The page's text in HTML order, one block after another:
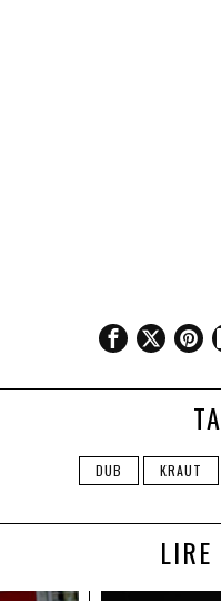
DUB KRAUT